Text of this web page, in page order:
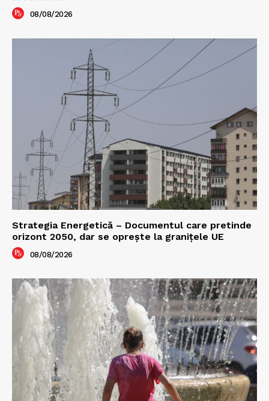
08/08/2026
Strategia Energetică – Documentul care pretinde
orizont 2050, dar se oprește la granițele UE
08/08/2026